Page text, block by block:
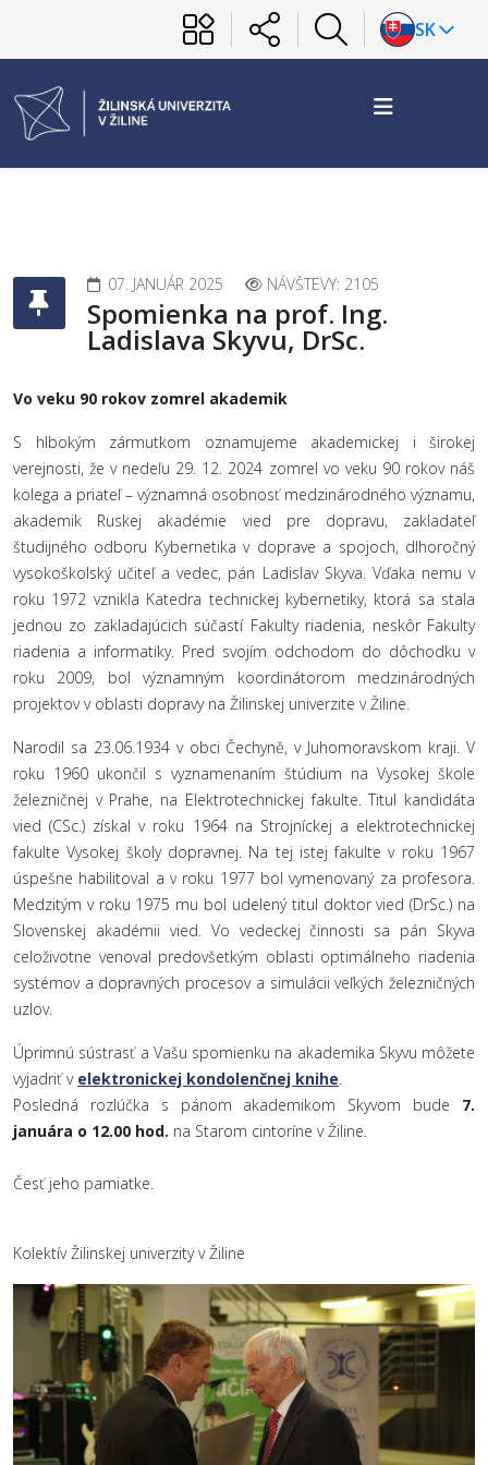
SK
07. JANUÁR 2025 NÁVŠTEVY: 2105
Spomienka na prof. Ing.
Ladislava Skyvu, DrSc.
Vo veku 90 rokov zomrel akademik
S hlbokým zármutkom oznamujeme akademickej i širokej
verejnosti, že v nedeľu 29. 12. 2024 zomrel vo veku 90 rokov náš
kolega a priateľ – významná osobnosť medzinárodného významu,
akademik Ruskej akadémie vied pre dopravu, zakladateľ
študijného odboru Kybernetika v doprave a spojoch, dlhoročný
vysokoškolský učiteľ a vedec, pán Ladislav Skyva. Vďaka nemu v
roku 1972 vznikla Katedra technickej kybernetiky, ktorá sa stala
jednou zo zakladajúcich súčastí Fakulty riadenia, neskôr Fakulty
riadenia a informatiky. Pred svojím odchodom do dôchodku v
roku 2009, bol významným koordinátorom medzinárodných
projektov v oblasti dopravy na Žilinskej univerzite v Žiline.
Narodil sa 23.06.1934 v obci Čechyně, v Juhomoravskom kraji. V
roku 1960 ukončil s vyznamenaním štúdium na Vysokej škole
železničnej v Prahe, na Elektrotechnickej fakulte. Titul kandidáta
vied (CSc.) získal v roku 1964 na Strojníckej a elektrotechnickej
fakulte Vysokej školy dopravnej. Na tej istej fakulte v roku 1967
úspešne habilitoval a v roku 1977 bol vymenovaný za profesora.
Medzitým v roku 1975 mu bol udelený titul doktor vied (DrSc.) na
Slovenskej akadémii vied. Vo vedeckej činnosti sa pán Skyva
celoživotne venoval predovšetkým oblasti optimálneho riadenia
systémov a dopravných procesov a simulácii veľkých železničných
uzlov.
Úprimnú sústrasť a Vašu spomienku na akademika Skyvu môžete
vyjadriť v elektronickej kondolenčnej knihe.
Posledná rozlúčka s pánom akademikom Skyvom bude 7.
januára o 12.00 hod. na Starom cintoríne v Žiline.
Česť jeho pamiatke.
Kolektív Žilinskej univerzity v Žiline